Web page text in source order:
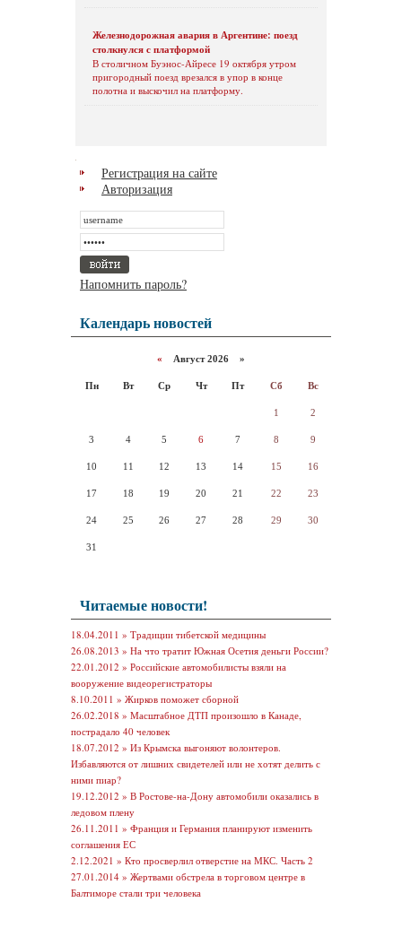
Железнодорожная авария в Аргентине: поезд
столкнулся с платформой
В столичном Буэнос-Айресе 19 октября утром
пригородный поезд врезался в упор в конце
полотна и выскочил на платформу.
Регистрация на сайте
Авторизация
Напомнить пароль?
Календарь новостей
« Август 2026 »
Пн Вт Ср Чт Пт Сб Вс
1 2
3 4 5 6 7 8 9
10 11 12 13 14 15 16
17 18 19 20 21 22 23
24 25 26 27 28 29 30
31
Читаемые новости!
18.04.2011 » Традиции тибетской медицины
26.08.2013 » На что тратит Южная Осетия деньги России?
22.01.2012 » Российские автомобилисты взяли на
вооружение видеорегистраторы
8.10.2011 » Жирков поможет сборной
26.02.2018 » Масштабное ДТП произошло в Канаде,
пострадало 40 человек
18.07.2012 » Из Крымска выгоняют волонтеров.
Избавляются от лишних свидетелей или не хотят делить с
ними пиар?
19.12.2012 » В Ростове-на-Дону автомобили оказались в
ледовом плену
26.11.2011 » Франция и Германия планируют изменить
соглашения ЕС
2.12.2021 » Кто просверлил отверстие на МКС. Часть 2
27.01.2014 » Жертвами обстрела в торговом центре в
Балтиморе стали три человека